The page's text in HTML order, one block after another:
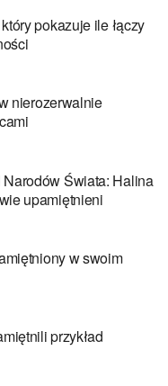
pokazuje ile łączy
nierozerwalnie
Świata: Halina
upamiętnieni
w swoim
przykład